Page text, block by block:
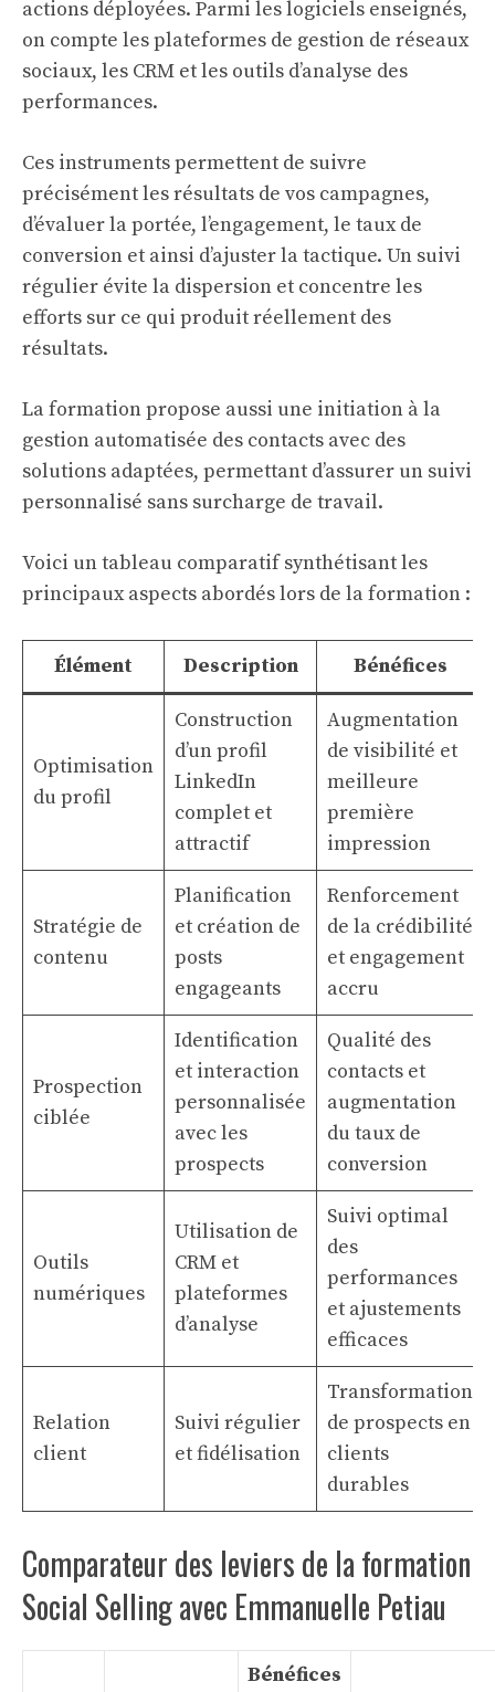
actions déployées. Parmi les logiciels enseignés,
on compte les plateformes de gestion de réseaux
sociaux, les CRM et les outils d’analyse des
performances.
Ces instruments permettent de suivre
précisément les résultats de vos campagnes,
d’évaluer la portée, l’engagement, le taux de
conversion et ainsi d’ajuster la tactique. Un suivi
régulier évite la dispersion et concentre les
efforts sur ce qui produit réellement des
résultats.
La formation propose aussi une initiation à la
gestion automatisée des contacts avec des
solutions adaptées, permettant d’assurer un suivi
personnalisé sans surcharge de travail.
Voici un tableau comparatif synthétisant les
principaux aspects abordés lors de la formation :
Élément Description Bénéfices
Optimisation
du profil
Construction
d’un profil
LinkedIn
complet et
attractif
Augmentation
de visibilité et
meilleure
première
impression
Stratégie de
contenu
Planification
et création de
posts
engageants
Renforcement
de la crédibilité
et engagement
accru
Prospection
ciblée
Identification
et interaction
personnalisée
avec les
prospects
Qualité des
contacts et
augmentation
du taux de
conversion
Outils
numériques
Utilisation de
CRM et
plateformes
d’analyse
Suivi optimal
des
performances
et ajustements
efficaces
Relation
client
Suivi régulier
et fidélisation
Transformation
de prospects en
clients
durables
Comparateur des leviers de la formation
Social Selling avec Emmanuelle Petiau
Bénéfices